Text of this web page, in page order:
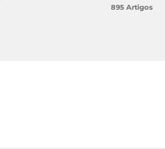
895 Artigos